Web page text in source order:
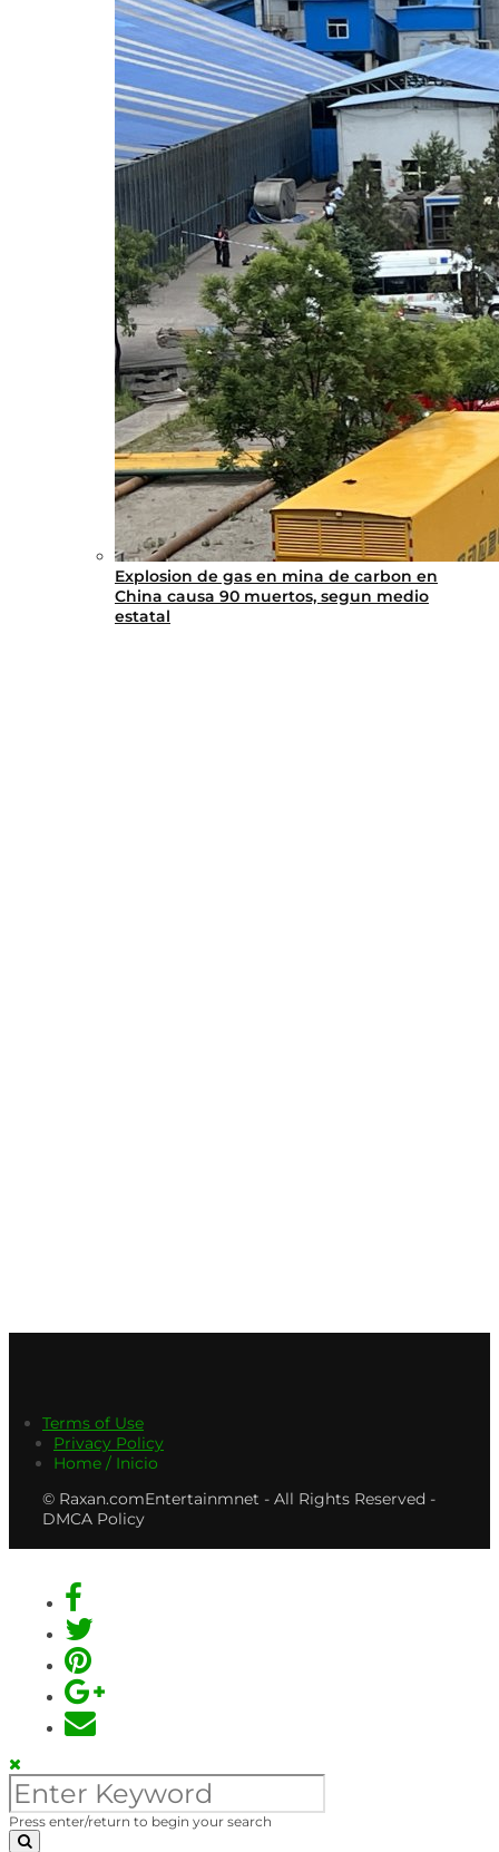
Explosion de gas en mina de carbon en
China causa 90 muertos, segun medio
estatal
Terms of Use
Privacy Policy
Home / Inicio
© Raxan.comEntertainmnet - All Rights Reserved -
DMCA Policy
Press enter/return to begin your search